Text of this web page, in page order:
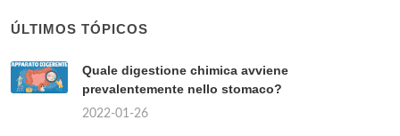
ÚLTIMOS TÓPICOS
Quale digestione chimica avviene
prevalentemente nello stomaco?
2022-01-26